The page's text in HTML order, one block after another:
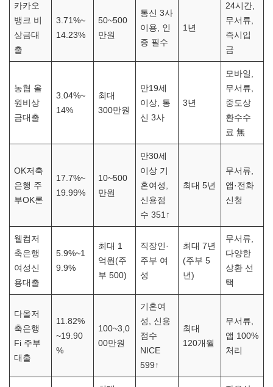
카카오
뱅크 비
상금대
출
3.71%~
14.23%
50~500
만원
통신 3사
이용, 인
증 필수
1년
24시간,
무서류,
즉시입
금
농협 올
원비상
금대출
3.04%~
14%
최대
300만원
만19세
이상, 통
신 3사
3년
모바일,
무서류,
중도상
환수수
료 無
OK저축
은행 주
부OK론
17.7%~
19.99%
10~500
만원
만30세
이상 기
혼여성,
신용점
수 351↑
최대 5년
무서류,
앱·전화
신청
웰컴저
축은행
여성신
용대출
5.9%~1
9.9%
최대 1
억원(주
부 500)
직장인·
주부 여
성
최대 7년
(주부 5
년)
무서류,
다양한
상환 선
택
다올저
축은행
Fi 주부
대출
11.82%
~19.90
%
100~3,0
00만원
기혼여
성, 신용
점수
NICE
599↑
최대
120개월
무서류,
앱 100%
처리